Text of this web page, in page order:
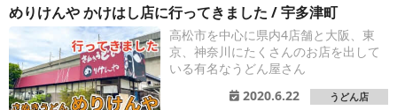
めりけんや かけはし店に行ってきました / 宇多津町
高松市を中心に県内4店舗と大阪、東
京、神奈川にたくさんのお店を出して
いる有名なうどん屋さん
2020.6.22
うどん店